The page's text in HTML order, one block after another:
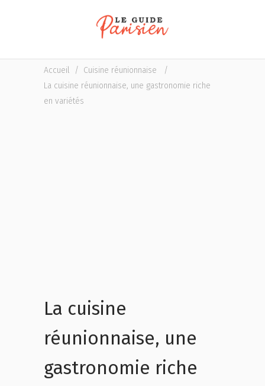
Accueil / Cuisine réunionnaise
/
La cuisine réunionnaise, une gastronomie riche
en variétés
La cuisine
réunionnaise, une
gastronomie riche